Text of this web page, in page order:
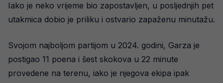
Iako je neko vrijeme bio zapostavljen, u posljednjih pet
utakmica dobio je priliku i ostvario zapaženu minutažu.
Svojom najboljom partijom u 2024. godini, Garza je
postigao 11 poena i šest skokova u 22 minute
provedene na terenu, iako je njegova ekipa ipak